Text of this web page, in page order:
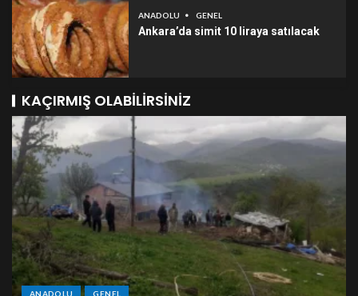
ANADOLU GENEL
Ankara’da simit 10 liraya satılacak
KAÇIRMIŞ OLABILIRSINIZ
ANADOLU GENEL